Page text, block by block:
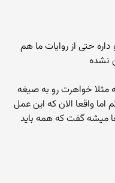
حتی از روایات ما هم
نشده
مثلا خواهرت رو به صیغه
واقعا الان که این عمل
میشه گفت که همه باید